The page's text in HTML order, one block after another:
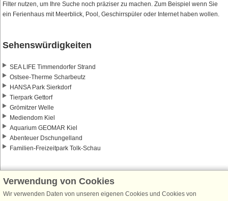
Filter nutzen, um Ihre Suche noch präziser zu machen. Zum Beispiel wenn Sie
ein Ferienhaus mit Meerblick, Pool, Geschirrspüler oder Internet haben wollen.
Sehenswürdigkeiten
SEA LIFE Timmendorfer Strand
Ostsee-Therme Scharbeutz
HANSA Park Sierkdorf
Tierpark Gettorf
Grömitzer Welle
Mediendom Kiel
Aquarium GEOMAR Kiel
Abenteuer Dschungelland
Familien-Freizeitpark Tolk-Schau
Verwendung von Cookies
Wir verwenden Daten von unseren eigenen Cookies und Cookies von